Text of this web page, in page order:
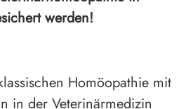
werden!
Homöopathie mit
in der Veterinärmedizin